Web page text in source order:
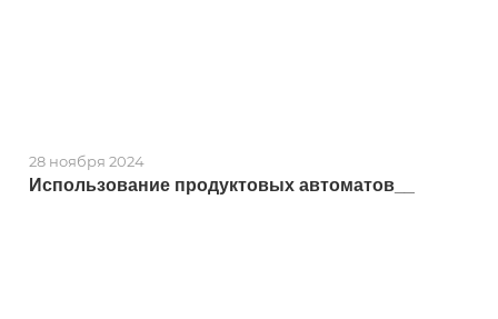
Использование продуктовых автоматов__
28 ноября 2024